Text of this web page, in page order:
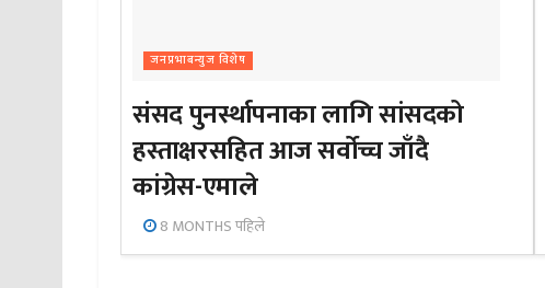
जनप्रभाबन्युज विशेष
संसद पुनर्स्थापनाका लागि सांसदको
हस्ताक्षरसहित आज सर्वोच्च जाँदै
कांग्रेस-एमाले
8 MONTHS पहिले